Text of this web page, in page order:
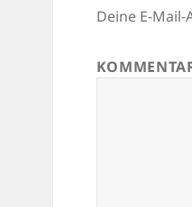
Deine E-